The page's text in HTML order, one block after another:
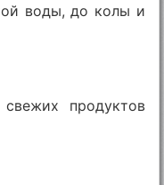
воды, до колы и
продуктов